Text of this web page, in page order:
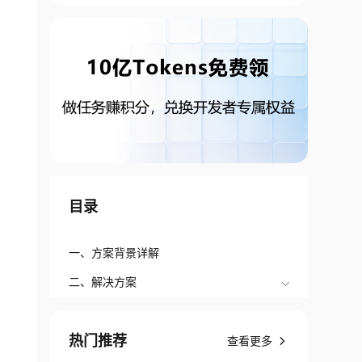
目录
一、方案背景详解
二、解决方案
热门推荐 查看更多